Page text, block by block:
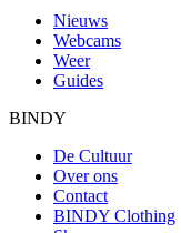
Nieuws
Webcams
Weer
Guides
BINDY
De Cultuur
Over ons
Contact
BINDY Clothing